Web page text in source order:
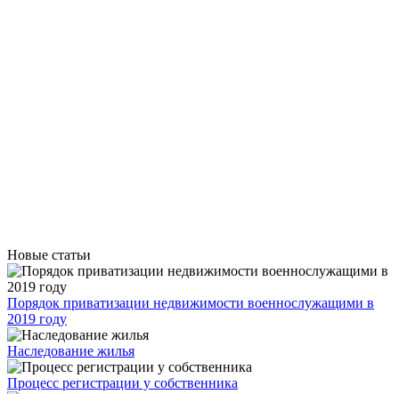
Новые статьи
Порядок приватизации недвижимости военнослужащими в
2019 году
Наследование жилья
Процесс регистрации у собственника